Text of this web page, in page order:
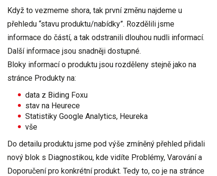
Když to vezmeme shora, tak první změnu najdeme u
přehledu “stavu produktu/nabídky”. Rozdělili jsme
informace do částí, a tak odstranili dlouhou nudli informací.
Další informace jsou snadněji dostupné.
Bloky informací o produktu jsou rozděleny stejně jako na
stránce Produkty na:
data z Biding Foxu
stav na Heurece
Statistiky Google Analytics, Heureka
vše
Do detailu produktu jsme pod výše zmíněný přehled přidali
nový blok s Diagnostikou, kde vidíte Problémy, Varování a
Doporučení pro konkrétní produkt. Tedy to, co je na stránce